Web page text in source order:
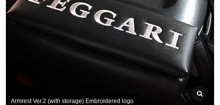
Armrest Ver.2 (with storage) Embroidered logo